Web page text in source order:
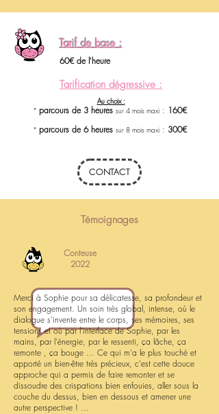
Tarif de base :
60€ de l'heure
Tarification dégressive :
Au choix :
* parcours de 3 heures sur 4 mois maxi : 160€
* parcours de 6 heures sur 8 mois maxi : 300€
CONTACT
Témoignages
Conteuse
2022
Merci à Sophie pour sa délicatesse, sa profondeur et
son engagement. Un soin très global, intense, où le
dialogue s'invente entre le corps, ses mémoires, ses
tensions et où par l'interface de Sophie, par les
mains, par l'énergie, par le ressenti, ça lâche, ça
remonte , ça bouge ... Ce qui m'a le plus touché et
apporté un bien-être très précieux, c'est cette douce
approche qui a permis de faire remonter et se
dissoudre des crispations bien enfouies, aller sous la
couche du dessus, bien en dessous et amener une
autre perspective ! ...